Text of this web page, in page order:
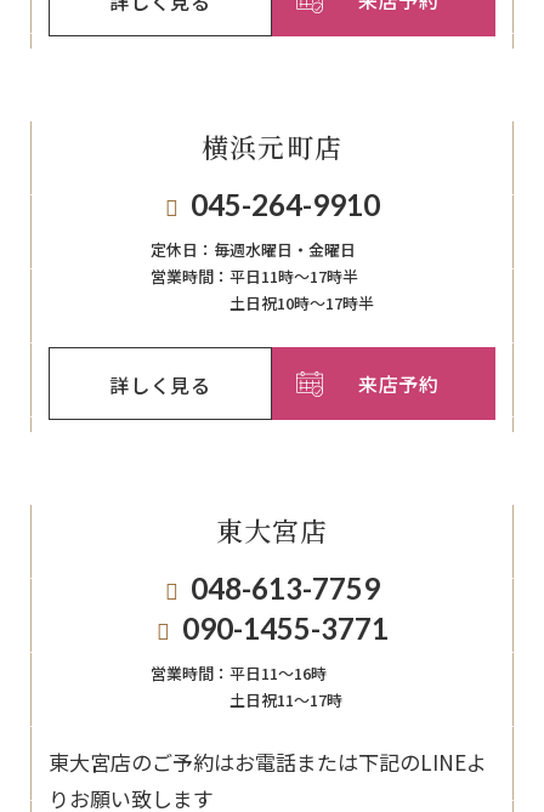
横浜元町店
045-264-9910
定休日： 毎週⽔曜⽇‧⾦曜⽇
営業時間： 平日11時～17時半
土日祝10時～17時半
詳しく見る 来店予約
東大宮店
048-613-7759
090-1455-3771
営業時間： 平日11〜16時
土日祝11〜17時
東大宮店のご予約はお電話または下記のLINEよ
りお願い致します